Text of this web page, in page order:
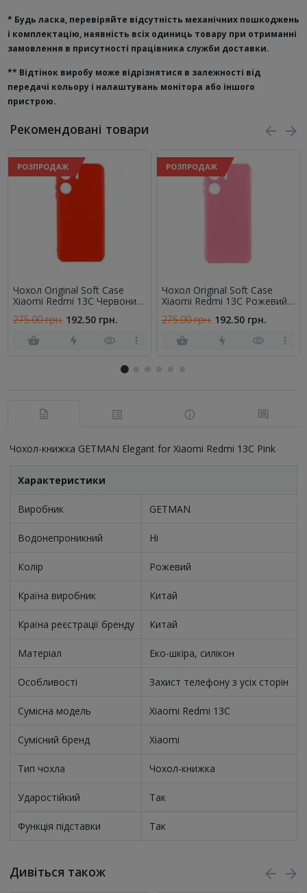
* Будь ласка, перевіряйте відсутність механічних пошкоджень
і комплектацію, наявність всіх одиниць товару при отриманні
замовлення в присутності працівника служби доставки.
** Відтінок виробу може відрізнятися в залежності від
передачі кольору і налаштувань монітора або іншого
пристрою.
Рекомендовані товари
РОЗПРОДАЖ
Чохол Original Soft Case
Xiaomi Redmi 13C Червоний
275.00 грн. 192.50 грн.
РОЗПРОДАЖ
Чохол Original Soft Case
Xiaomi Redmi 13C Рожевий
275.00 грн. 192.50 грн.
Чохол-книжка GETMAN Elegant for Xiaomi Redmi 13C Pink
Характеристики
Виробник GETMAN
Водонепроникний Ні
Колір Рожевий
Країна виробник Китай
Країна реєстрації бренду Китай
Матеріал Еко-шкіра, силікон
Особливості Захист телефону з усіх сторін
Сумісна модель Xiaomi Redmi 13C
Сумісний бренд Xiaomi
Тип чохла Чохол-книжка
Ударостійкий Так
Функція підставки Так
Дивіться також